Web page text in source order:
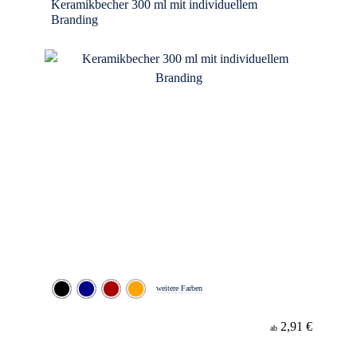
Keramikbecher 300 ml mit individuellem
Branding
weitere Farben
ab 2,91 €